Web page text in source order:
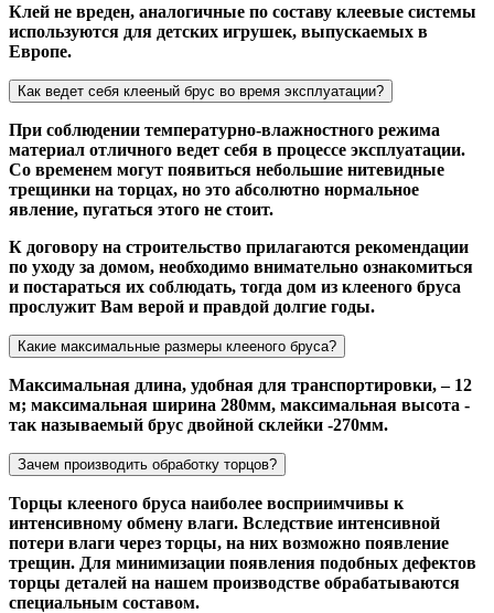
Клей не вреден, аналогичные по составу клеевые системы
используются для детских игрушек, выпускаемых в
Европе.
Как ведет себя клееный брус во время эксплуатации?
При соблюдении температурно-влажностного режима
материал отличного ведет себя в процессе эксплуатации.
Со временем могут появиться небольшие нитевидные
трещинки на торцах, но это абсолютно нормальное
явление, пугаться этого не стоит.
К договору на строительство прилагаются рекомендации
по уходу за домом, необходимо внимательно ознакомиться
и постараться их соблюдать, тогда дом из клееного бруса
прослужит Вам верой и правдой долгие годы.
Какие максимальные размеры клееного бруса?
Максимальная длина, удобная для транспортировки, – 12
м; максимальная ширина 280мм, максимальная высота -
так называемый брус двойной склейки -270мм.
Зачем производить обработку торцов?
Торцы клееного бруса наиболее восприимчивы к
интенсивному обмену влаги. Вследствие интенсивной
потери влаги через торцы, на них возможно появление
трещин. Для минимизации появления подобных дефектов
торцы деталей на нашем производстве обрабатываются
специальным составом.